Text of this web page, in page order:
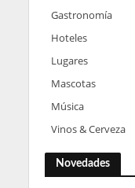
Gastronomía
Hoteles
Lugares
Mascotas
Música
Vinos & Cerveza
Novedades